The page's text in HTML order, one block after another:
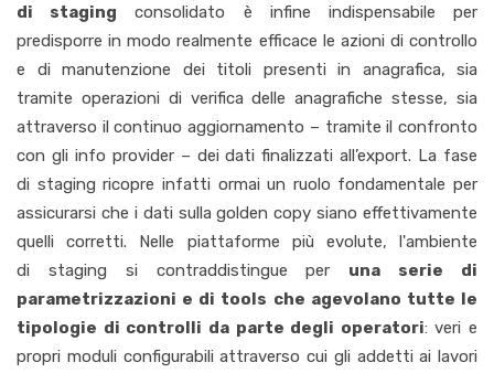
di staging consolidato è infine indispensabile per
predisporre in modo realmente efficace le azioni di controllo
e di manutenzione dei titoli presenti in anagrafica, sia
tramite operazioni di verifica delle anagrafiche stesse, sia
attraverso il continuo aggiornamento – tramite il confronto
con gli info provider – dei dati finalizzati all’export. La fase
di staging ricopre infatti ormai un ruolo fondamentale per
assicurarsi che i dati sulla golden copy siano effettivamente
quelli corretti. Nelle piattaforme più evolute, l'ambiente
di staging si contraddistingue per una serie di
parametrizzazioni e di tools che agevolano tutte le
tipologie di controlli da parte degli operatori: veri e
propri moduli configurabili attraverso cui gli addetti ai lavori